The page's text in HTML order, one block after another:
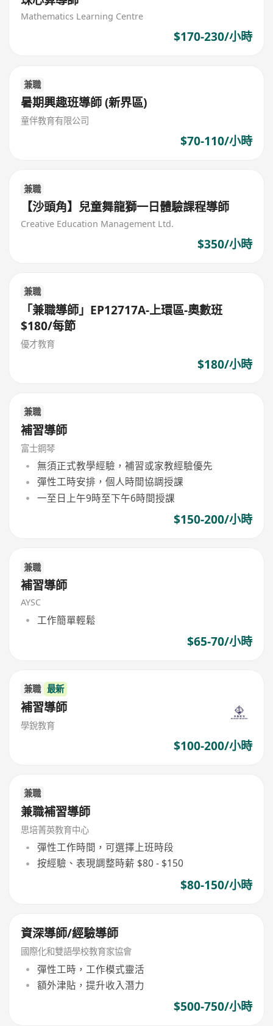
Mathematics Learning Centre
$170-230/小時
兼職
暑期興趣班導師 (新界區)
童伴教育有限公司
$70-110/小時
兼職
【沙頭角】兒童舞龍獅一日體驗課程導師
Creative Education Management Ltd.
$350/小時
兼職
「兼職導師」EP12717A-上環區-奧數班
$180/每節
優才教育
$180/小時
兼職
補習導師
富士鋼琴
無須正式教學經驗，補習或家教經驗優先
彈性工時安排，個人時間協調授課
一至日上午9時至下午6時間授課
$150-200/小時
兼職
補習導師
AYSC
工作簡單輕鬆
$65-70/小時
兼職 最新
補習導師
學銳教育
$100-200/小時
兼職
兼職補習導師
思培菁英教育中心
彈性工作時間，可選擇上班時段
按經驗、表現調整時薪 $80 - $150
$80-150/小時
資深導師/經驗導師
國際化和雙語學校教育家協會
彈性工時，工作模式靈活
額外津貼，提升收入潛力
$500-750/小時